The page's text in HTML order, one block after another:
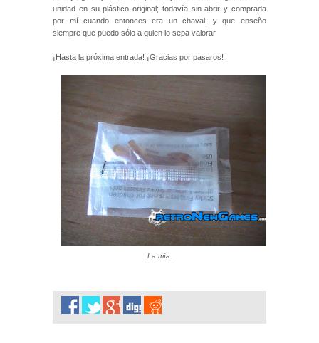
unidad en su plástico original; todavía sin abrir y comprada
por mí cuando entonces era un chaval, y que enseño
siempre que puedo sólo a quien lo sepa valorar.
¡Hasta la próxima entrada! ¡Gracias por pasaros!
La mía.